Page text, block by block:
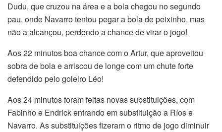
Dudu, que cruzou na área e a bola chegou no segundo
pau, onde Navarro tentou pegar a bola de peixinho, mas
não a alcançou, perdendo a chance de virar o jogo!
Aos 22 minutos boa chance com o Artur, que aproveitou
sobra de bola e arriscou de longe com um chute forte
defendido pelo goleiro Léo!
Aos 24 minutos foram feitas novas substituições, com
Fabinho e Endrick entrando em substituição a Ríos e
Navarro. As substituições fizeram o ritmo de jogo diminuir